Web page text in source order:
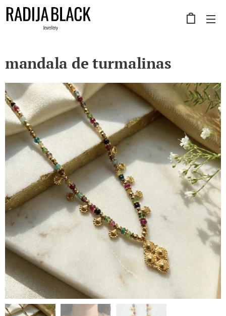
mandala de turmalinas